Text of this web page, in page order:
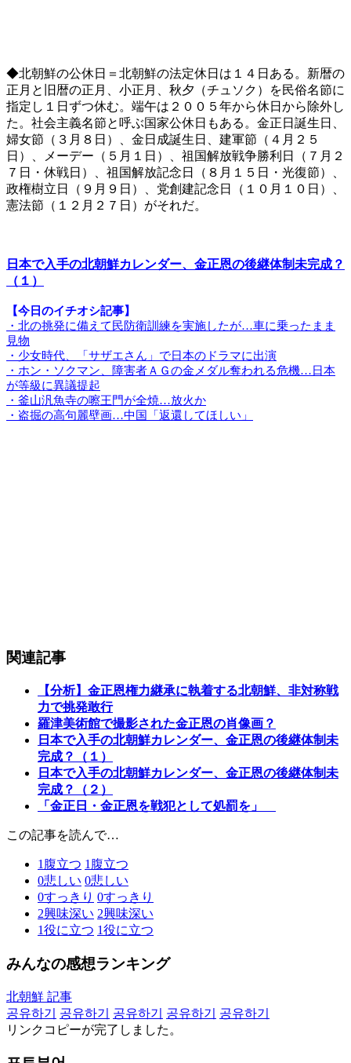
◆北朝鮮の公休日＝北朝鮮の法定休日は１４日ある。新暦の
正月と旧暦の正月、小正月、秋夕（チュソク）を民俗名節に
指定し１日ずつ休む。端午は２００５年から休日から除外し
た。社会主義名節と呼ぶ国家公休日もある。金正日誕生日、
婦女節（３月８日）、金日成誕生日、建軍節（４月２５
日）、メーデー（５月１日）、祖国解放戦争勝利日（７月２
７日・休戦日）、祖国解放記念日（８月１５日・光復節）、
政権樹立日（９月９日）、党創建記念日（１０月１０日）、
憲法節（１２月２７日）がそれだ。
日本で入手の北朝鮮カレンダー、金正恩の後継体制未完成？
（１）
【今日のイチオシ記事】
・北の挑発に備えて民防衛訓練を実施したが…車に乗ったまま
見物
・少女時代、「サザエさん」で日本のドラマに出演
・ホン・ソクマン、障害者ＡＧの金メダル奪われる危機…日本
が等級に異議提起
・釜山汎魚寺の嚓王門が全焼…放火か
・盗掘の高句麗壁画…中国「返還してほしい」
関連記事
【分析】金正恩権力継承に執着する北朝鮮、非対称戦
力で挑発敢行
羅津美術館で撮影された金正恩の肖像画？
日本で入手の北朝鮮カレンダー、金正恩の後継体制未
完成？（１）
日本で入手の北朝鮮カレンダー、金正恩の後継体制未
完成？（２）
「金正日・金正恩を戦犯として処罰を」
この記事を読んで…
1 腹立つ 1 腹立つ
0悲しい 0悲しい
0すっきり 0すっきり
2興味深い 2興味深い
1役に立つ 1役に立つ
みんなの感想ランキング
北朝鮮 記事
공유하기
공유하기 공유하기 공유하기
공유하기
リンクコピーが完了しました。